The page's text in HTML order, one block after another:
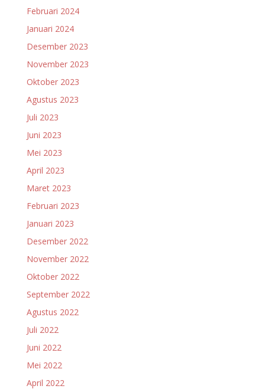
Februari 2024
Januari 2024
Desember 2023
November 2023
Oktober 2023
Agustus 2023
Juli 2023
Juni 2023
Mei 2023
April 2023
Maret 2023
Februari 2023
Januari 2023
Desember 2022
November 2022
Oktober 2022
September 2022
Agustus 2022
Juli 2022
Juni 2022
Mei 2022
April 2022